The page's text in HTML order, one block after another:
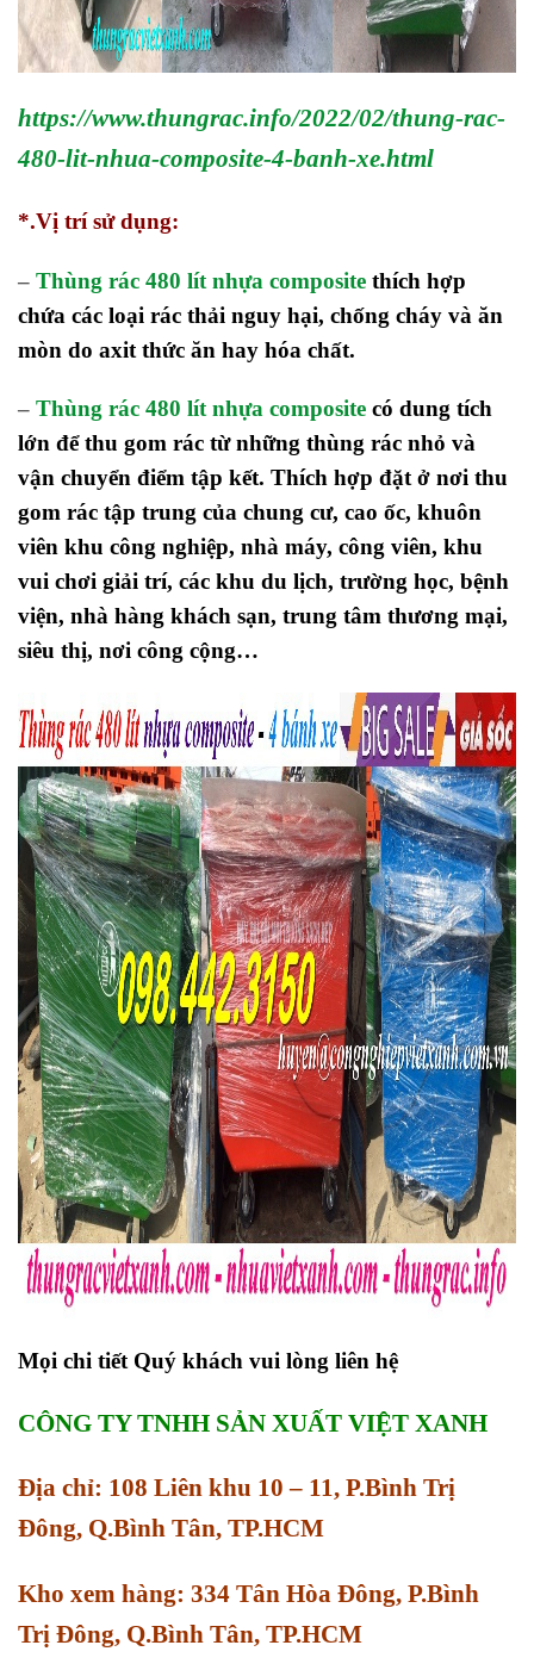
https://www.thungrac.info/2022/02/thung-rac-
480-lit-nhua-composite-4-banh-xe.html
*.Vị trí sử dụng:
– Thùng rác 480 lít nhựa composite thích hợp
chứa các loại rác thải nguy hại, chống cháy và ăn
mòn do axit thức ăn hay hóa chất.
– Thùng rác 480 lít nhựa composite có dung tích
lớn để thu gom rác từ những thùng rác nhỏ và
vận chuyển điểm tập kết. Thích hợp đặt ở nơi thu
gom rác tập trung của chung cư, cao ốc, khuôn
viên khu công nghiệp, nhà máy, công viên, khu
vui chơi giải trí, các khu du lịch, trường học, bệnh
viện, nhà hàng khách sạn, trung tâm thương mại,
siêu thị, nơi công cộng…
Mọi chi tiết Quý khách vui lòng liên hệ
CÔNG TY TNHH SẢN XUẤT VIỆT XANH
Địa chỉ: 108 Liên khu 10 – 11, P.Bình Trị
Đông, Q.Bình Tân, TP.HCM
Kho xem hàng: 334 Tân Hòa Đông, P.Bình
Trị Đông, Q.Bình Tân, TP.HCM